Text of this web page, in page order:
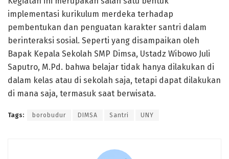
implementasi kurikulum merdeka terhadap
pembentukan dan penguatan karakter santri dalam
berinteraksi sosial. Seperti yang disampaikan oleh
Bapak Kepala Sekolah SMP Dimsa, Ustadz Wibowo Juli
Saputro, M.Pd. bahwa belajar tidak hanya dilakukan di
dalam kelas atau di sekolah saja, tetapi dapat dilakukan
di mana saja, termasuk saat berwisata.
Tags: borobudur DIMSA Santri UNY